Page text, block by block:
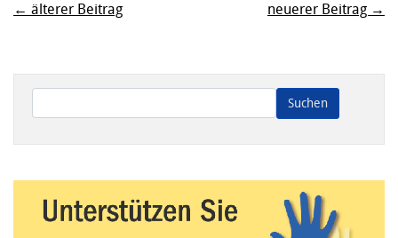
neuerer Beitrag →
← älterer Beitrag
Wenn die Ergebnisse der automatischen Vervollständigung